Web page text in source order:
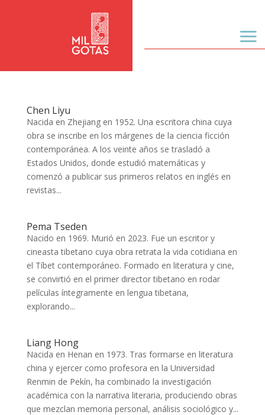
Chen Liyu
Nacida en Zhejiang en 1952. Una escritora china cuya
obra se inscribe en los márgenes de la ciencia ficción
contemporánea. A los veinte años se trasladó a
Estados Unidos, donde estudió matemáticas y
comenzó a publicar sus primeros relatos en inglés en
revistas...
Pema Tseden
Nacido en 1969. Murió en 2023. Fue un escritor y
cineasta tibetano cuya obra retrata la vida cotidiana en
el Tíbet contemporáneo. Formado en literatura y cine,
se convirtió en el primer director tibetano en rodar
películas íntegramente en lengua tibetana,
explorando...
Liang Hong
Nacida en Henan en 1973. Tras formarse en literatura
china y ejercer como profesora en la Universidad
Renmin de Pekín, ha combinado la investigación
académica con la narrativa literaria, produciendo obras
que mezclan memoria personal, análisis sociológico y...